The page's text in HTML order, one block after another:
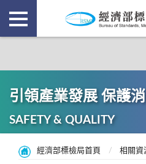
引領產業發展 保護
SAFETY & QUALITY
經濟部標檢局首頁 相關資